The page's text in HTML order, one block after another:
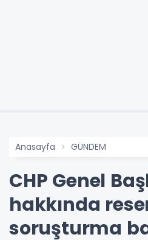
Anasayfa GÜNDEM
CHP Genel
hakkında
soruşturma